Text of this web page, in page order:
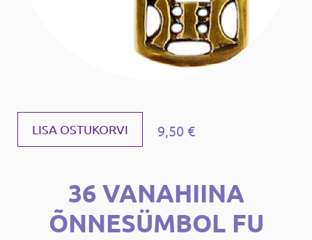
LISA OSTUKORVI 9,50 €
36 VANAHIINA
ÕNNESÜMBOL FU